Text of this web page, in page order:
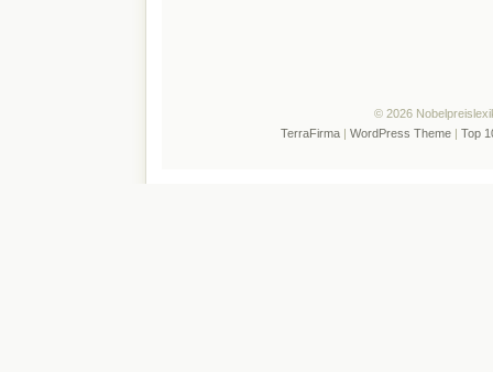
© 2026
TerraFirma| WordPress Theme| Top